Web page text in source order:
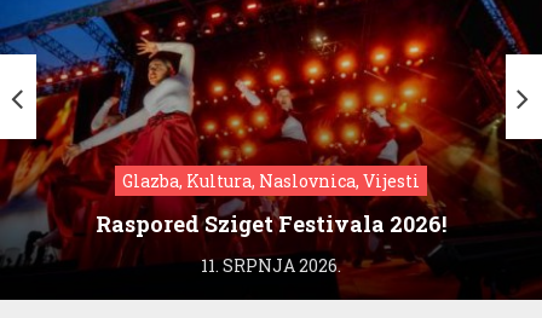
Glazba, Kultura, Naslovnica, Vijesti
Raspored Sziget Festivala 2026!
11. SRPNJA 2026.